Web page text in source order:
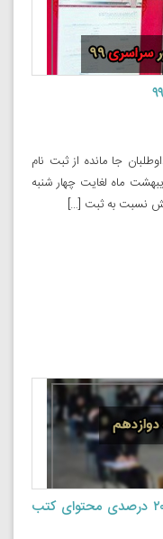
۹۹ شروع شد . داوطلبان جا مانده از ثبت نام
می توانند از امروز، یک شنبه ۲۸ اردیبهشت ماه لغایت چهار شنبه
عناوین دروس وتفکیک محدوده ۸۰ و ۲۰ درصدی محتوای کتب